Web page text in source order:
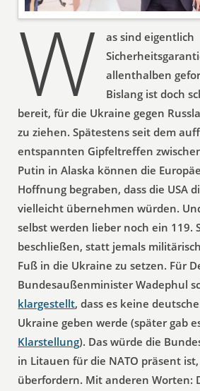
W
as sind eigentlich
allenthalben
Bislang ist doch
bereit, für die Ukraine gegen
zu ziehen. Spätestens seit dem
entspannten Gipfeltreffen
Putin in Alaska können die
Hoffnung begraben, dass die USA
vielleicht übernehmen würden.
selbst werden lieber noch ein 119.
beschließen, statt jemals
Fuß in die Ukraine zu setzen. Für
Bundesaußenminister Wadephul
klargestellt, dass es keine
Ukraine geben werde (später gab
Klarstellung). Das würde die
in Litauen für die NATO präsent
überfordern. Mit anderen Worten: